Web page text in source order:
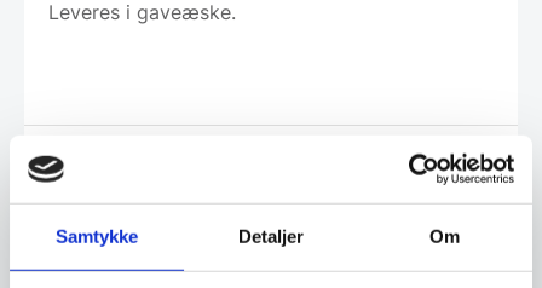
Samtykke Detaljer Om
Leveres i gaveæske.
Leveringsmetode
Har du spørgsmål til varen? Klik her